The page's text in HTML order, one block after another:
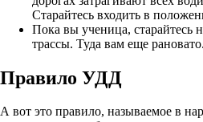
Старайтесь входить в
Пока вы ученица, старайтесь
трассы. Туда вам еще
Правило УДД
А вот это правило, называемое в